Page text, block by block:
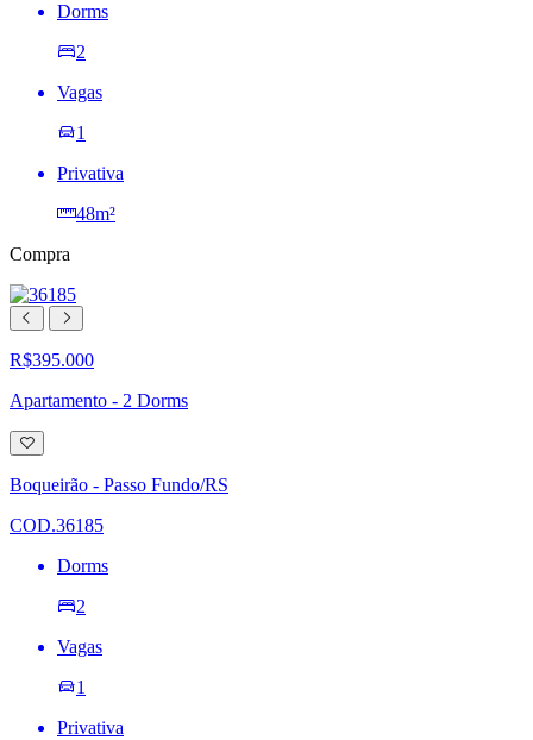
Dorms
2
Vagas
1
Privativa
48m²
Compra
R$395.000
Apartamento - 2 Dorms
Adicionar
à
lista
de
Boqueirão - Passo Fundo/RS
COD.36185
Dorms
2
Vagas
1
Privativa